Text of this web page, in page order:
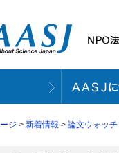
ジ > 新着情報 > 論文ウォッチ